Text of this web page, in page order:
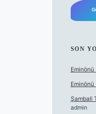
SON
Eminönü
Eminönü
Şambali
admin